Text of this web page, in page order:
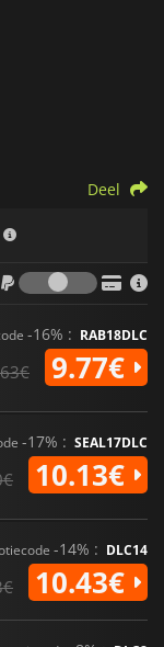
Deel
Kosten
-16% : RAB18DLC
9.77€
-17% : SEAL17DLC
10.13€
-14% : DLC14
10.43€